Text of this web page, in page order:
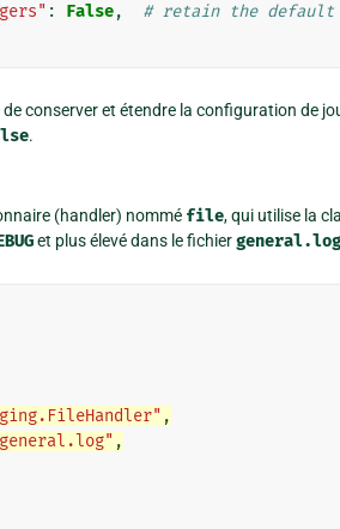
: False,
# retain the default
conserver et étendre la configuration de
.
(handler) nommé file, qui utilise la
et plus élevé dans le fichiergeneral.log
,
,